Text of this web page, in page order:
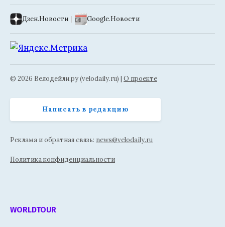
Дзен.Новости | Google.Новости
© 2026 Велодейли.ру (velodaily.ru) | О проекте
Написать в редакцию
Реклама и обратная связь: news@velodaily.ru
Политика конфиденциальности
WORLDTOUR